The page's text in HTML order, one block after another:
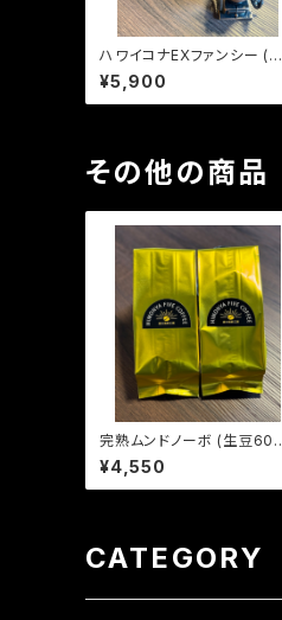
ハワイコナEXファンシー (生
豆240g)
¥5,900
その他の商品
完熟ムンドノーボ (生豆600
g)
¥4,550
CATEGORY